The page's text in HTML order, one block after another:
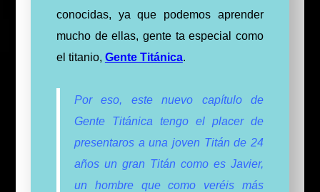
conocidas, ya que podemos aprender
mucho de ellas, gente ta especial como
el titanio, Gente Titánica.
Por eso, este nuevo capítulo de
Gente Titánica tengo el placer de
presentaros a una joven Titán de 24
años un gran Titán como es Javier,
un hombre que como veréis más